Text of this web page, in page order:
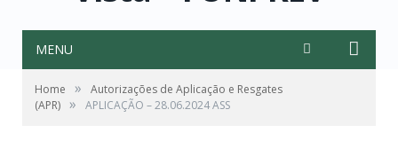
MENU
Home »
Autorizações de Aplicação e Resgates
(APR) » APLICAÇÃO – 28.06.2024 ASS